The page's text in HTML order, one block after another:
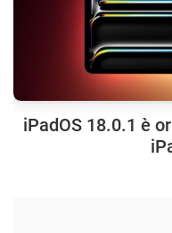
iPadOS 18.0.1 è